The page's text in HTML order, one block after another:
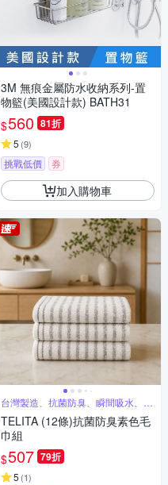
3M 無痕金屬防水收納系列-置
物籃(美國設計款) BATH31
$560 81折
5 (9)
挑戰低價 券
加入購物車
台灣製造、抗菌防臭、瞬間吸水、觸
感柔軟
TELITA (12條)抗菌防臭素色毛
巾組
$507 79折
5 (1)